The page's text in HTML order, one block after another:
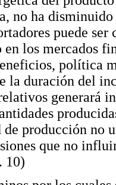
no ha
puede
los mercados
política
la duración del
generará
de producción no
que no
10)